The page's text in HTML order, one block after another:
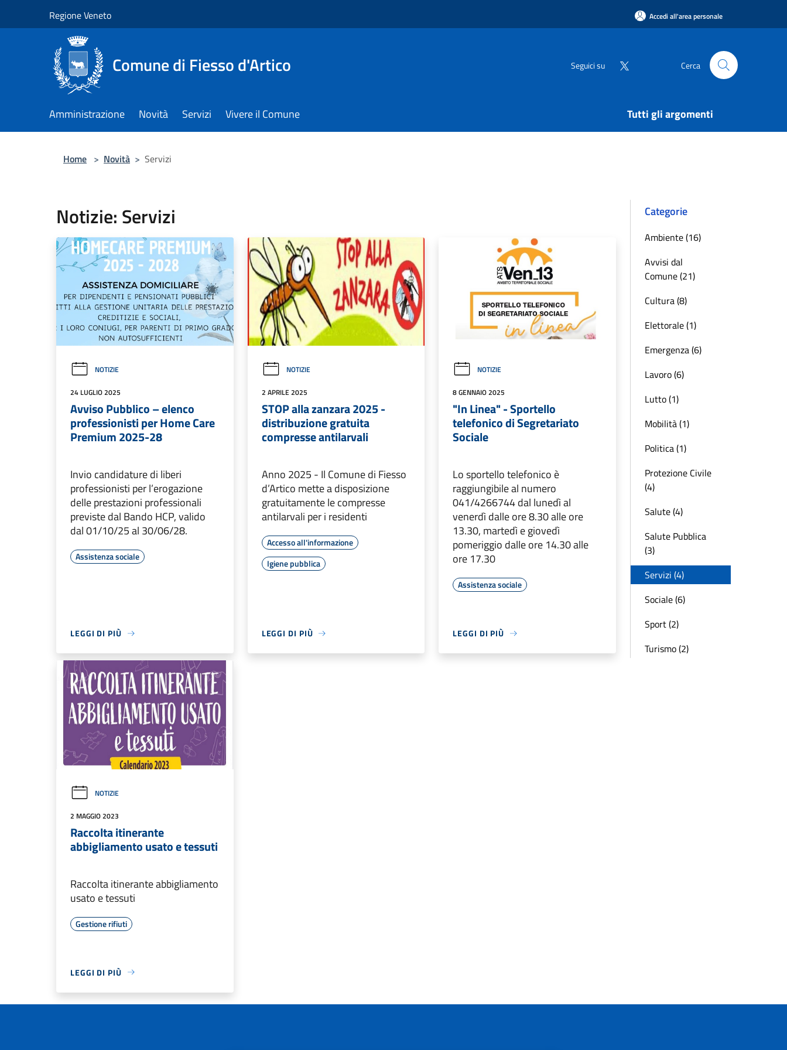
Regione Veneto Accedi all'area personale
Comune di Fiesso d'Artico Seguici su Cerca
Amministrazione Novità Servizi Vivere il Comune Tutti gli argomenti
Home > Novità > Servizi
Notizie: Servizi
NOTIZIE
24 LUGLIO 2025
Avviso Pubblico – elenco
professionisti per Home Care
Premium 2025-28
Invio candidature di liberi
professionisti per l’erogazione
delle prestazioni professionali
previste dal Bando HCP, valido
dal 01/10/25 al 30/06/28.
Assistenza sociale
LEGGI DI PIÙ
NOTIZIE
2 APRILE 2025
STOP alla zanzara 2025 -
distribuzione gratuita
compresse antilarvali
Anno 2025 - Il Comune di Fiesso
d’Artico mette a disposizione
gratuitamente le compresse
antilarvali per i residenti
Accesso all'informazione
Igiene pubblica
LEGGI DI PIÙ
NOTIZIE
8 GENNAIO 2025
"In Linea" - Sportello
telefonico di Segretariato
Sociale
Lo sportello telefonico è
raggiungibile al numero
041/4266744 dal lunedì al
venerdì dalle ore 8.30 alle ore
13.30, martedì e giovedì
pomeriggio dalle ore 14.30 alle
ore 17.30
Assistenza sociale
LEGGI DI PIÙ
NOTIZIE
2 MAGGIO 2023
Raccolta itinerante
abbigliamento usato e tessuti
Raccolta itinerante abbigliamento
usato e tessuti
Gestione rifiuti
LEGGI DI PIÙ
Categorie
Ambiente (16)
Avvisi dal
Comune (21)
Cultura (8)
Elettorale (1)
Emergenza (6)
Lavoro (6)
Lutto (1)
Mobilità (1)
Politica (1)
Protezione Civile
(4)
Salute (4)
Salute Pubblica
(3)
Servizi (4)
Sociale (6)
Sport (2)
Turismo (2)